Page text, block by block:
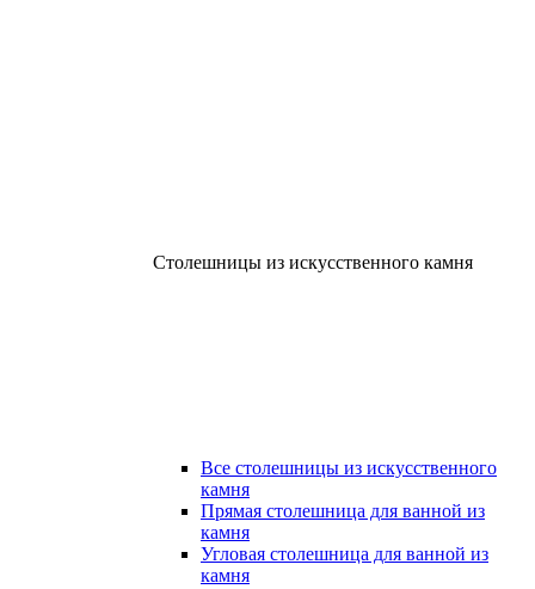
Столешницы из искусственного камня
Все столешницы из искусственного
камня
Прямая столешница для ванной из
камня
Угловая столешница для ванной из
камня